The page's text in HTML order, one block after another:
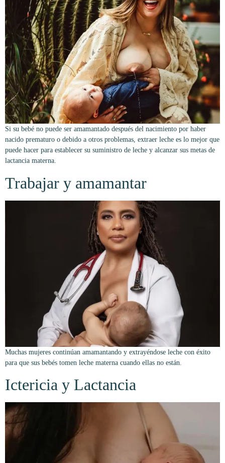
Si su bebé no puede ser amamantado después del nacimiento por haber
nacido prematuro o debido a otros problemas, extraer leche es lo mejor que
puede hacer para establecer su suministro de leche y alcanzar sus metas de
lactancia materna.
Trabajar y amamantar
Muchas mujeres continúan amamantando y extrayéndose leche con éxito
para que sus bebés tomen leche materna cuando ellas no están.
Ictericia y Lactancia